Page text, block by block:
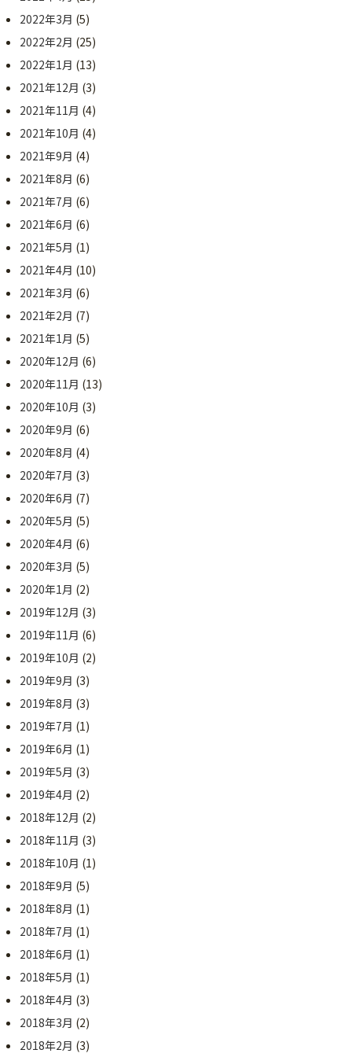
2022年3月 (5)
2022年2月 (25)
2022年1月 (13)
2021年12月 (3)
2021年11月 (4)
2021年10月 (4)
2021年9月 (4)
2021年8月 (6)
2021年7月 (6)
2021年6月 (6)
2021年5月 (1)
2021年4月 (10)
2021年3月 (6)
2021年2月 (7)
2021年1月 (5)
2020年12月 (6)
2020年11月 (13)
2020年10月 (3)
2020年9月 (6)
2020年8月 (4)
2020年7月 (3)
2020年6月 (7)
2020年5月 (5)
2020年4月 (6)
2020年3月 (5)
2020年1月 (2)
2019年12月 (3)
2019年11月 (6)
2019年10月 (2)
2019年9月 (3)
2019年8月 (3)
2019年7月 (1)
2019年6月 (1)
2019年5月 (3)
2019年4月 (2)
2018年12月 (2)
2018年11月 (3)
2018年10月 (1)
2018年9月 (5)
2018年8月 (1)
2018年7月 (1)
2018年6月 (1)
2018年5月 (1)
2018年4月 (3)
2018年3月 (2)
2018年2月 (3)